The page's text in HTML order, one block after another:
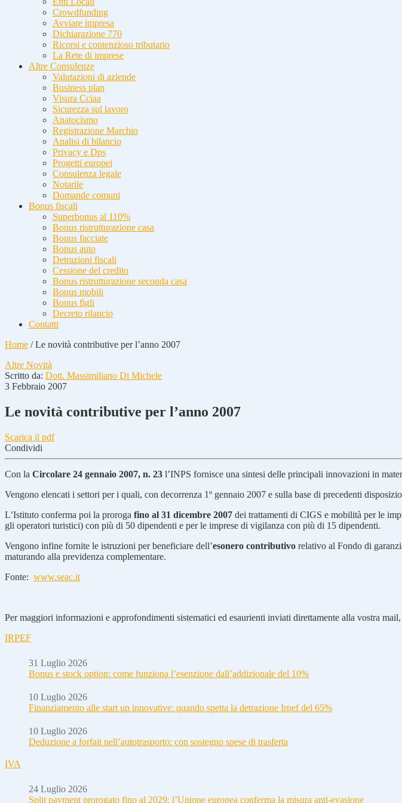
Crowdfunding
Avviare impresa
Dichiarazione 770
Ricorsi e contenzioso tributario
La Rete di imprese
Altre Consulenze
Valutazioni di aziende
Business plan
Visura Cciaa
Sicurezza sul lavoro
Anatocismo
Registrazione Marchio
Analisi di bilancio
Privacy e Dps
Progetti europei
Consulenza legale
Notarile
Domande comuni
Bonus fiscali
Superbonus al 110%
Bonus ristrutturazione casa
Bonus facciate
Bonus auto
Detrazioni fiscali
Cessione del credito
Bonus ristrutturazione seconda casa
Bonus mobili
Bonus figli
Decreto rilancio
Contatti
Home /Le novità contributive per l’anno 2007
Altre Novità
Scritto da: Dott. Massimiliano Di Michele
3 Febbraio 2007
Le novità contributive per l’anno 2007
Scarica il pdf
Condividi
Con la Circolare 24 gennaio 2007, n. 23 l’INPS fornisce una sintesi delle principali innovazioni in
Vengono elencati i settori per i quali, con decorrenza 1º gennaio 2007 e sulla base di precedenti
L’Istituto conferma poi la proroga fino al 31 dicembre 2007 dei trattamenti di CIGS e mobilità per le
gli operatori turistici) con più di 50 dipendenti e per le imprese di vigilanza con più di 15 dipendenti.
Vengono infine fornite le istruzioni per beneficiare dell’esonero contributivo relativo al Fondo di
maturando alla previdenza complementare.
Fonte: www.seac.it
Per maggiori informazioni e approfondimenti sistematici ed esaurienti inviati direttamente alla vostra mail,
IRPEF
31 Luglio 2026
Bonus e stock option: come funziona l’esenzione dall’addizionale del 10%
10 Luglio 2026
Finanziamento alle start up innovative: quando spetta la detrazione Irpef del 65%
10 Luglio 2026
Deduzione a forfait nell’autotrasporto: con sostegno spese di trasferta
IVA
24 Luglio 2026
Split payment prorogato fino al 2029: l’Unione europea conferma la misura anti-evasione